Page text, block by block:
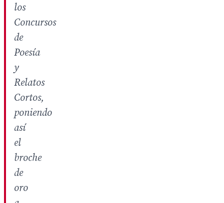
los
Concursos
de
Poesía
y
Relatos
Cortos,
poniendo
así
el
broche
de
oro